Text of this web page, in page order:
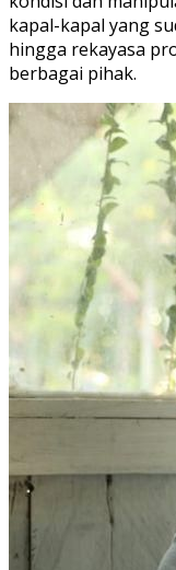
kapal-kapal yang
hingga rekayasa
berbagai pihak.